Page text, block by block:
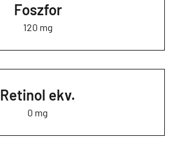
Foszfor
120 mg
Retinol ekv.
0 mg